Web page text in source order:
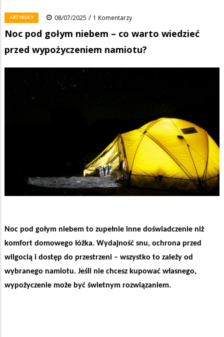
ARTYKUŁY 08/07/2025 / 1 Komentarzy
Noc pod gołym niebem – co warto wiedzieć
przed wypożyczeniem namiotu?
Noc pod gołym niebem to zupełnie inne doświadczenie niż
komfort domowego łóżka. Wydajność snu, ochrona przed
wilgocią i dostęp do przestrzeni – wszystko to zależy od
wybranego namiotu. Jeśli nie chcesz kupować własnego,
wypożyczenie może być świetnym rozwiązaniem.